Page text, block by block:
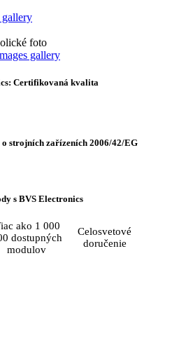
gallery
foto
gallery
Certifikovaná kvalita
strojních zařízeních 2006/42/EG
s BVS Electronics
ako 1 000
dostupných
modulov
Celosvetové
doručenie